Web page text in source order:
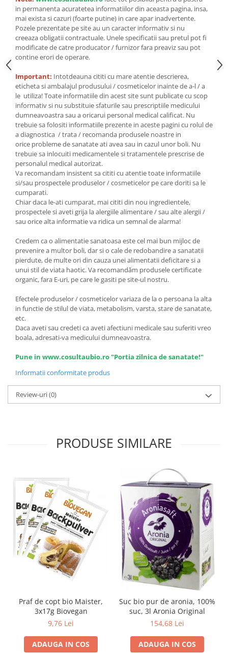
Mixuri, condimente si mirodenii
Mixuri
Condimente
Mirodenii
Maioneza bio
Pesto Bio
Semipreparate
Specialitati si produse asiatice
in permanenta acuratetea informatiilor din aceasta pagina, insa,
mai exista si cazuri (foarte putine) in care apar inadvertente.
Pozele prezentate pe site au un caracter informativ si nu
creeaza obligatii contractuale. Unele specificatii sau pretul pot fi
modificate de catre producator / furnizor fara preaviz sau pot
contine erori de operare.
Important: Intotdeauna cititi cu mare atentie descrierea,
eticheta si ambalajul produsului / cosmeticelor inainte de a-l / a
le utiliza! Toate informatiile din acest site sunt publicate cu scop
informativ si nu substituie sfaturile sau prescriptiile medicului
dumneavoastra sau a oricarui personal medical calificat. Nu
trebuie sa folositi informatiile prezente in aceste pagini cu rolul de
a diagnostica / trata / recomanda produsele noastre in
orice probleme de sanatate ati avea sau in cazul unor boli. Nu
trebuie sa inlocuiti medicamentele si tratamentele prescrise de
personalul medical autorizat.
Va recomandam insistent sa cititi cu atentie toate informatiile
si/sau prospectele produselor / cosmeticelor pe care doriti sa le
cumparati.
Chiar daca le-ati cumparat, mai cititi din nou ingredientele,
prospectele si aveti grija la alergiile alimentare / sau alte alergii /
sau orice alta informatie va ridica un semnal de alarma!
Credem ca o alimentatie sanatoasa este cel mai bun mijloc de
prevenire a multor boli, dar si o cale de redobandire a sanatatii
pierdute, de multe ori din cauza unei alimentatii deficitare si a
unui stil de viata haotic. Va recomandăm produsele certificate
organic, fara E-uri, pe care le gasiti pe site-ul nostru.
Efectele produselor / cosmeticelor variaza de la o persoana la alta
in functie de stilul de viata, metabolism, varsta, stare de sanatate,
etc.
Daca aveti sau credeti ca aveti afectiuni medicale sau suferiti vreo
boala, adresati-va medicului dumneavoastra.
Pune in www.cosultaubio.ro "Portia zilnica de sanatate!"
Informatii conformitate produs
Review-uri(0)
PRODUSE SIMILARE
Praf de copt bio Maister,
3x17g Biovegan
9,76 Lei
ADAUGA IN COS
Suc bio pur de aronia, 100%
suc, 3l Aronia Original
154,68 Lei
ADAUGA IN COS